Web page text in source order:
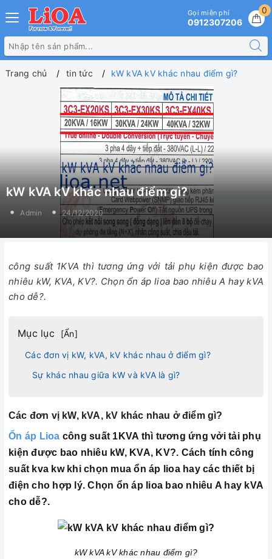
0
Gọi miễn phí
0912307206
Trang chủ tin tức kW kVA kV khác nhau điểm gì?
kW kVA kV khác nhau điểm gì?
Admin 24/12/2020
công suất 1KVA thì tương ứng vởi tải phụ kiện được bao
nhiêu kW, KVA, KV?. Chọn ổn áp lioa bao nhiêu A hay kVA
cho dễ?.
Mục lục [Ẩn]
Các đơn vị kW, kVA, kV khác nhau ở điểm gì?
Sự khác nhau giữa kW và kVA là gì?
Các đơn vị kW, kVA, kV khác nhau ở điểm gì?
Ổn áp Lioa công suất 1KVA thì tương ứng vởi tải phụ
kiện được bao nhiêu kW, KVA, KV?. Cách tính công
suất kva kw khi chọn mua ổn áp lioa hay các thiết bị
điện cho hợp lý. Chọn ổn áp lioa bao nhiêu A hay kVA
cho dễ?.
kW kVA kV khác nhau điểm gì?